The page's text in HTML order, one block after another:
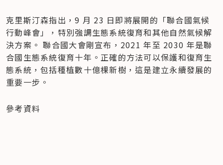
克里斯汀森指出，9 月 23 日即將展開的「聯合國氣候
行動峰會」，特別強調生態系統復育和其他自然氣候解
決方案。 聯合國大會剛宣布，2021 年至 2030 年是聯
合國生態系統復育十年。正確的方法可以保護和復育生
態系統，包括種植數十億棵新樹，這是建立永續發展的
重要一步。
參考資料